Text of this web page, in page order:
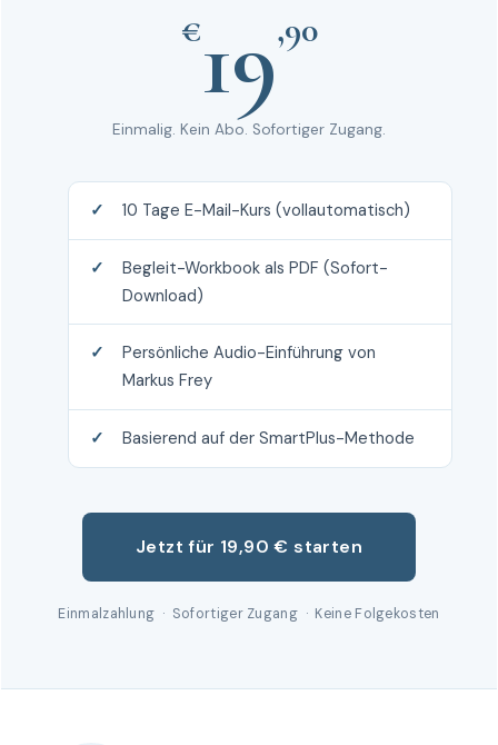
€19,90
Einmalig. Kein Abo. Sofortiger Zugang.
10 Tage E-Mail-Kurs (vollautomatisch)
Begleit-Workbook als PDF (Sofort-
Download)
Persönliche Audio-Einführung von
Markus Frey
Basierend auf der SmartPlus-Methode
Jetzt für 19,90 € starten
Einmalzahlung · Sofortiger Zugang · Keine Folgekosten